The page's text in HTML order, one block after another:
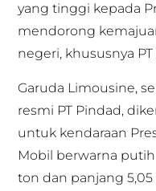
yang tinggi kepada
mendorong
negeri, khususnya
Garuda Limousine,
resmi PT Pindad,
untuk kendaraan
Mobil berwarna
ton dan panjang 5,05